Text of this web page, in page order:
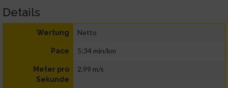
Details
Wertung Netto
Pace 5:34 min/km
Meter pro
Sekunde
2,99 m/s